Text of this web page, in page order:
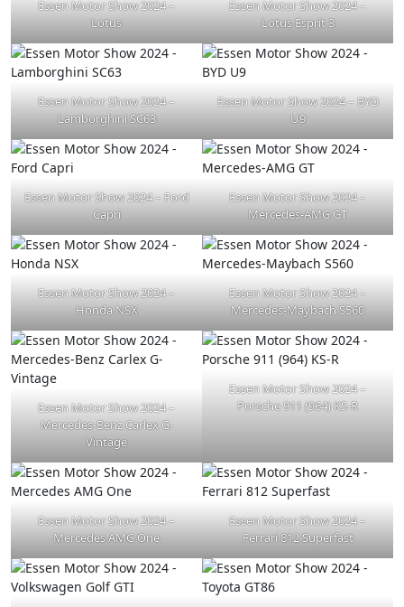
Essen Motor Show 2024 –
Lotus
Essen Motor Show 2024 –
Lotus Esprit 3
Essen Motor Show 2024 –
Lamborghini SC63
Essen Motor Show 2024 – BYD
U9
Essen Motor Show 2024 – Ford
Capri
Essen Motor Show 2024 –
Mercedes-AMG GT
Essen Motor Show 2024 –
Honda NSX
Essen Motor Show 2024 –
Mercedes-Maybach S560
Essen Motor Show 2024 –
Mercedes-Benz Carlex G-
Vintage
Essen Motor Show 2024 –
Porsche 911 (964) KS-R
Essen Motor Show 2024 –
Mercedes AMG One
Essen Motor Show 2024 –
Ferrari 812 Superfast